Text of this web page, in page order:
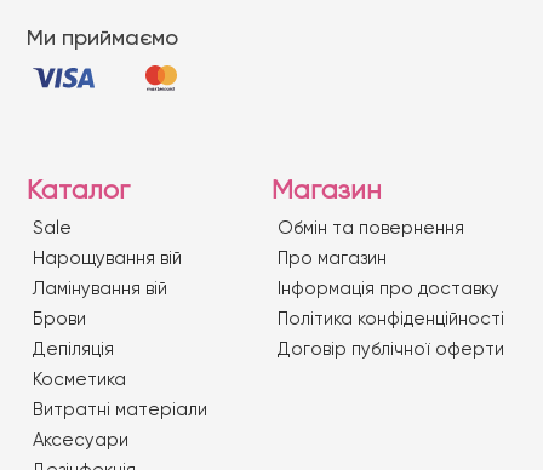
Ми приймаємо
Каталог
Sale
Нарощування вій
Ламінування вій
Брови
Депіляція
Косметика
Витратні матеріали
Аксесуари
Магазин
Обмін та повернення
Про магазин
Iнформація про доставку
Політика конфіденційності
Договір публічної оферти